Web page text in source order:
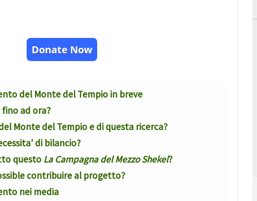
Donate Now
del Monte del Tempio in breve
ad ora?
Monte del Tempio e di questa ricerca?
di bilancio?
questo La Campagna del Mezzo Shekel?
contribuire al progetto?
nei media